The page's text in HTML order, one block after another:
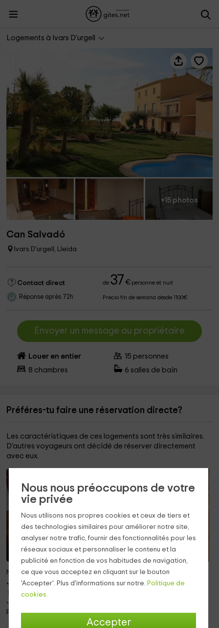
Nous nous préoccupons de votre
vie privée
Nous utilisons nos propres cookies et ceux de tiers et
des technologies similaires pour améliorer notre site,
analyser notre trafic, fournir des fonctionnalités pour les
réseaux sociaux et personnaliser le contenu et la
publicité en fonction de vos habitudes de navigation,
ce que vous acceptez en cliquant sur le bouton
'Accepter'. Plus d'informations sur notre.
Politique de
cookies.
Accepter
Logements à Ivars D'urgell
+15 photos
Can Salvadó
Ivars D'urgell, Lleida
Contact direct de37 €personne et nuit
Réponse après 72h Precio fin de semana desde 1100€
Envoyer un message au propriétaire
Louer en entier 15 personnes
8 chambres 6 salles de bain
Préféres-tu faire une réservation directe?
Les caractéristiques de ces logements sont très similaires.
D'autres voyageurs ont décidé de réserver directement
avec eux.
Note 10.0
Jusqu'à 14 pers.
Torregrossa (Lleida)
Juste 17.2km!
Piscine · Barbecue · Cheminée
Note 10.0
Jusqu'à 16 pers.
Piscine · Barbecue · Cheminée